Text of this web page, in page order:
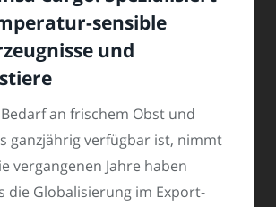
sensible
und
an frischem Obst und
ganzjährig verfügbar ist, nimmt
vergangenen Jahre haben
die Globalisierung im Export-